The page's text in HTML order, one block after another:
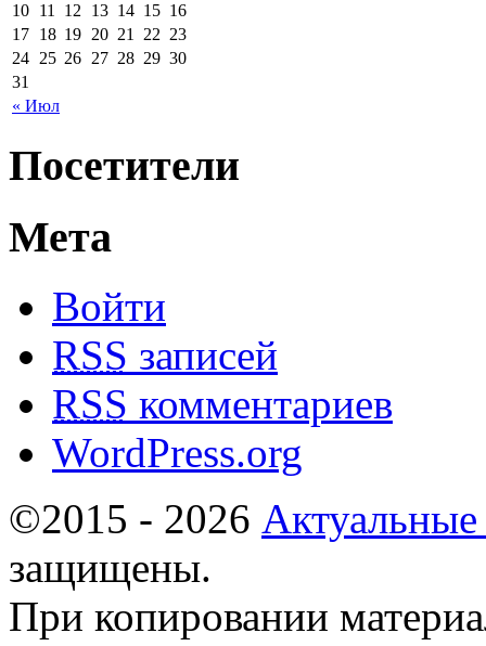
« Июл
10 11 12 13 14 15 16
17 18 19 20 21 22 23
24 25 26 27 28 29 30
31
Посетители
Мета
Войти
RSS записей
RSS комментариев
WordPress.org
©2015 - 2026
защищены.
При копировании